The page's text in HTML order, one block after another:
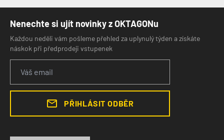
Nenechte si ujít novinky z OKTAGONu
Každou neděli vám pošleme přehled za uplynulý týden a získáte
náskok při předprodeji vstupenek
PŘIHLÁSIT ODBĚR